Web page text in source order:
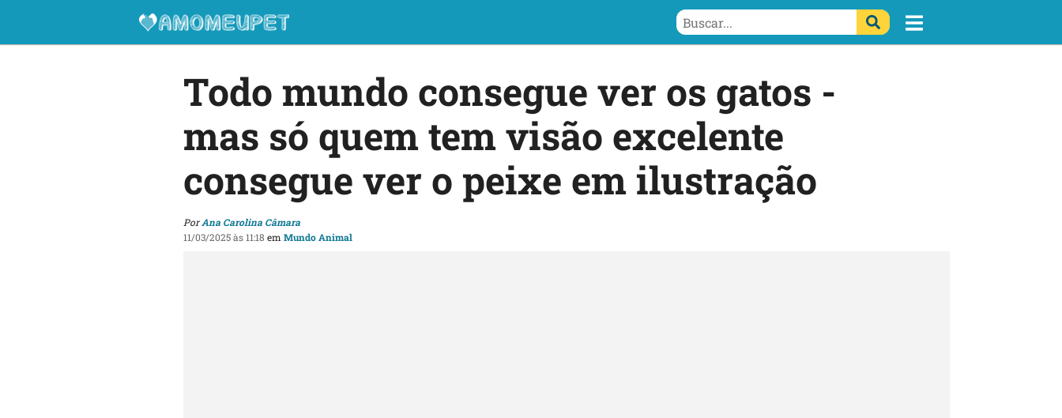
Todo mundo consegue ver os gatos -
mas só quem tem visão excelente
consegue ver o peixe em ilustração
PorAna Carolina Câmara
11/03/2025 às 11:18 em Mundo Animal